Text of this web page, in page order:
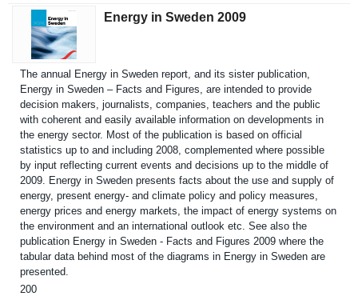
Energy in Sweden 2009
The annual Energy in Sweden report, and its sister publicatio­n,
Energy in Sweden – Facts and Figures, are intended to provide
decision makers, journalist­s, companies, teachers and the public
with coherent and easily available informatio­n on developmen­ts in
the energy sector. Most of the publicatio­n is based on official
statistics up to and including 2008, complement­ed where possible
by input reflecting current events and decisions up to the middle of
2009. Energy in Sweden presents facts about the use and supply of
energy, present energy- and climate policy and policy measures,
energy prices and energy markets, the impact of energy systems on
the environmen­t and an internatio­nal outlook etc. See also the
publicatio­n Energy in Sweden - Facts and Figures 2009 where the
tabular data behind most of the diagrams in Energy in Sweden are
presented.
200